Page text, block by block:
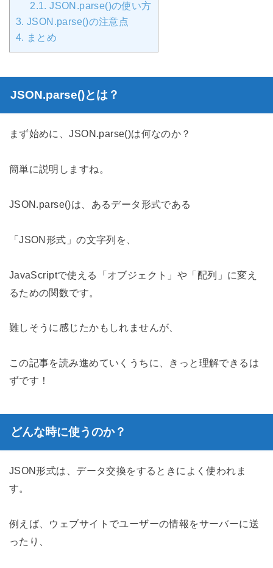
2.1. JSON.parse()の使い方
3. JSON.parse()の注意点
4. まとめ
JSON.parse()とは？
まず始めに、JSON.parse()は何なのか？
簡単に説明しますね。
JSON.parse()は、あるデータ形式である
「JSON形式」の文字列を、
JavaScriptで使える「オブジェクト」や「配列」に変え
るための関数です。
難しそうに感じたかもしれませんが、
この記事を読み進めていくうちに、きっと理解できるは
ずです！
どんな時に使うのか？
JSON形式は、データ交換をするときによく使われま
す。
例えば、ウェブサイトでユーザーの情報をサーバーに送
ったり、